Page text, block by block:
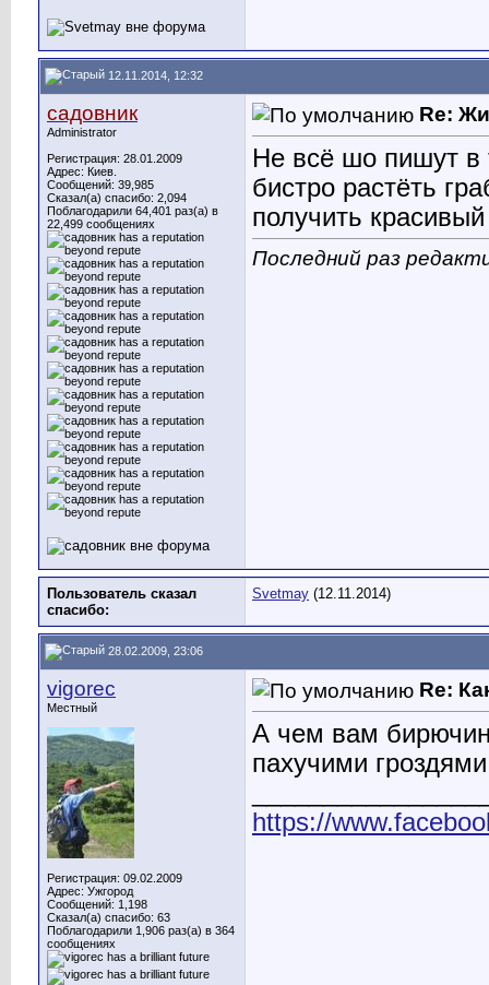
12.11.2014, 12:32
садовник
Administrator
Регистрация: 28.01.2009
Адрес: Киев.
Сообщений: 39,985
Сказал(а) спасибо: 2,094
Поблагодарили 64,401 раз(а) в
22,499 сообщениях
Re:
Не всё шо пишут в
бистро растёть
получить
Последний раз
Пользователь сказал
cпасибо:
Svetmay (12.11.2014)
28.02.2009, 23:06
vigorec
Местный
Регистрация: 09.02.2009
Адрес: Ужгород
Сообщений: 1,198
Сказал(а) спасибо: 63
Поблагодарили 1,906 раз(а) в 364
сообщениях
Re:
А чем вам
пахучими
https://